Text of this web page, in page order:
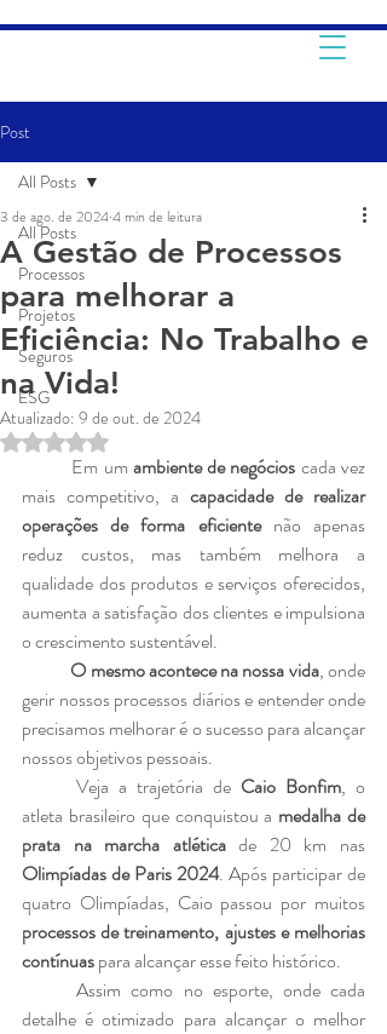
Post
All Posts
Processos
Projetos
Seguros
ESG
All Posts
A Gestão de Processos
para melhorar a
Eficiência: No Trabalho e
na Vida!
3 de ago. de 20244 min de leitura
Atualizado: 9 de out. de 2024
Avaliado com NaN de 5 estrelas.
	Em um
ambiente de negócios cada vez
mais competitivo, a capacidade de realizar
operações de forma eficiente não apenas
reduz custos, mas também melhora a
qualidade dos produtos e serviços oferecidos,
aumenta a satisfação dos clientes e impulsiona
o crescimento sustentável.
O mesmo acontece na nossa vida, onde
gerir nossos processos diários e entender onde
precisamos melhorar é o sucesso para alcançar
nossos objetivos pessoais.
	Veja a trajetória de
Caio Bonfim, o
atleta brasileiro que conquistou a medalha de
prata na marcha atlética
Olimpíadas de Paris 2024. Após participar de
quatro Olimpíadas, Caio passou por muitos
processos de treinamento, ajustes e melhorias
contínuas para alcançar esse feito histórico.
	Assim como no esporte, onde cada
detalhe é otimizado para alcançar o melhor